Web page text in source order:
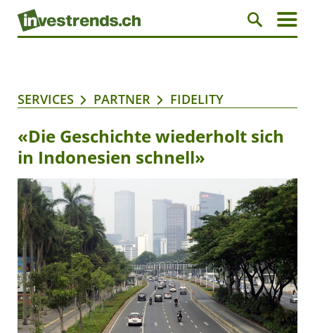
SERVICES PARTNER FIDELITY
«Die Geschichte wiederholt sich
in Indonesien schnell»